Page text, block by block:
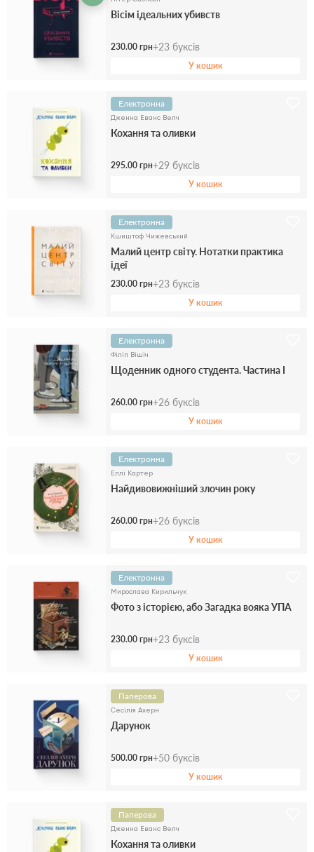
Вісім ідеальних убивств
230.00 грн+23 буксів
У кошик
Електронна
Дженна Еванс Велч
Кохання та оливки
295.00 грн+29 буксів
У кошик
Електронна
Кшиштоф Чижевський
Малий центр світу. Нотатки практика
ідеї
230.00 грн+23 буксів
У кошик
Електронна
Філіп Вішіч
Щоденник одного студента. Частина І
260.00 грн+26 буксів
У кошик
Електронна
Еллі Картер
Найдивовижніший злочин року
260.00 грн+26 буксів
У кошик
Електронна
Мирослава Кирильчук
Фото з історією, або Загадка вояка УПА
230.00 грн+23 буксів
У кошик
Паперова
Сесілія Ахерн
Дарунок
500.00 грн+50 буксів
У кошик
Паперова
Дженна Еванс Велч
Кохання та оливки